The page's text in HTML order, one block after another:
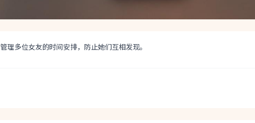
理多位女友的时间安排，防止她们互相发现。